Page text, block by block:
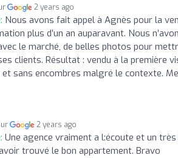
2 years ago
Nous avons fait appel à Agnès pour la
plus d’un an auparavant. Nous
le marché, de belles photos pour
clients. Résultat : vendu à la première
et sans encombres malgré le contexte.
2 years ago
Une agence vraiment a l:écoute et un
trouvé le bon appartement. Bravo